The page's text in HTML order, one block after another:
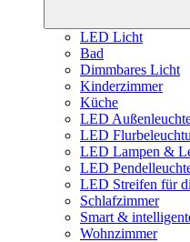
LED Licht
Bad
Dimmbares Licht
Kinderzimmer
Küche
LED
LED
LED Lampen &
LED
LED Streifen für
Schlafzimmer
Smart &
Wohnzimmer